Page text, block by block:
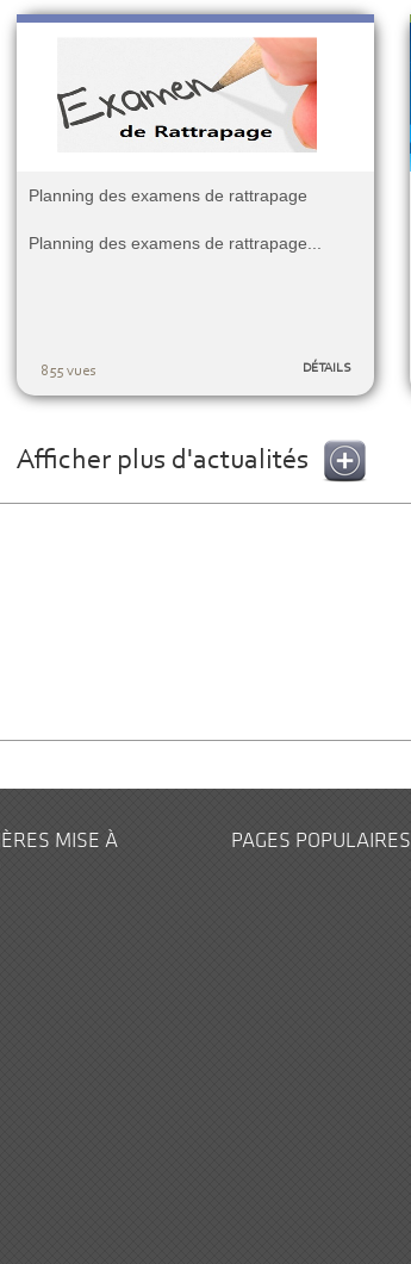
Planning des examens de rattrapage
Planning des examens de rattrapage...
855 vues DÉTAILS
Afficher plus d'actualités
MISE À
PAGES POPULAIRES